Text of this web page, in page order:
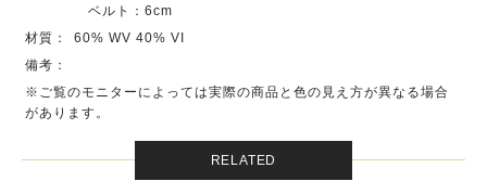
ベルト：6cm
材質：
60% WV 40% VI
備考：
※ご覧のモニターによっては実際の商品と色の見え方が異なる場合
があります。
RELATED